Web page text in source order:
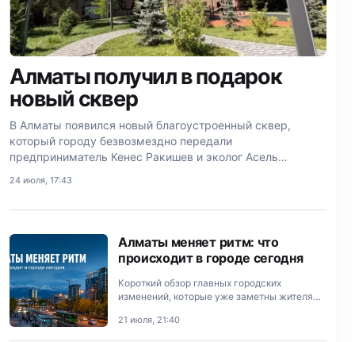
Алматы получил в подарок
новый сквер
В Алматы появился новый благоустроенный сквер,
который городу безвозмездно передали
предприниматель Кенес Ракишев и эколог Асель
24 июля, 17:43
Алматы меняет ритм: что
происходит в городе сегодня
Короткий обзор главных городских
изменений, которые уже заметны жителям
21 июля, 21:40